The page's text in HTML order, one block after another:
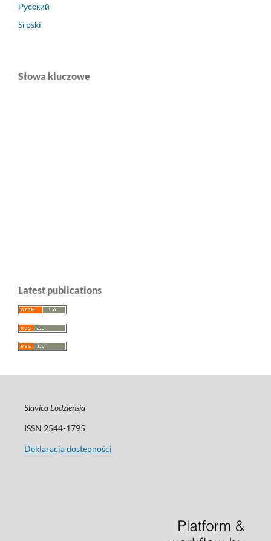
Русский
Srpski
Słowa kluczowe
Latest publications
Slavica Lodziensia
ISSN 2544-1795
Deklaracja dostępności